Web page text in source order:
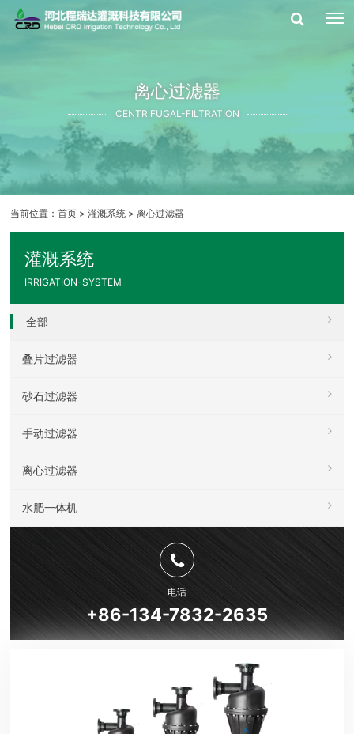
离心过滤器
CENTRIFUGAL-FILTRATION
当前位置：首页 >灌溉系统 >离心过滤器
灌溉系统
IRRIGATION-SYSTEM
全部
叠片过滤器
砂石过滤器
手动过滤器
离心过滤器
水肥一体机
电话
+86-134-7832-2635